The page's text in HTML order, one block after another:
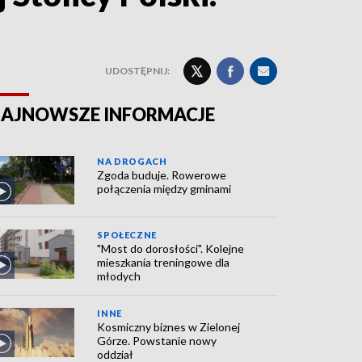
UDOSTĘPNIJ:
INFORMACJE
NA DROGACH
Zgoda buduje. Rowerowe
połączenia między gminami
SPOŁECZNE
"Most do dorosłości". Kolejne
mieszkania treningowe dla
młodych
INNE
Kosmiczny biznes w Zielonej
Górze. Powstanie nowy
oddział